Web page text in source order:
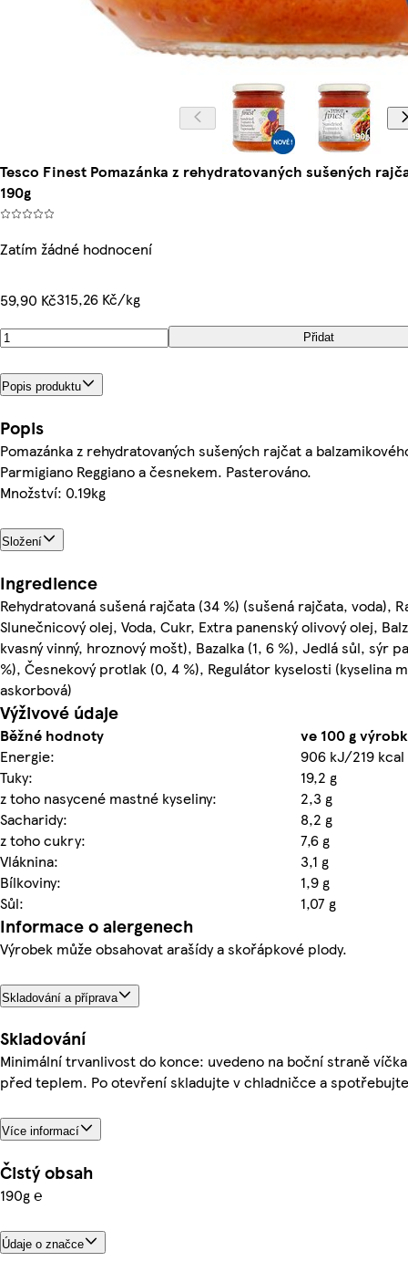
Tesco Finest Pomazánka z rehydratovaných sušených
190g
Zatím žádné hodnocení
59,90 Kč315,26 Kč/kg
Přidat
Popis produktu
Popis
Pomazánka z rehydratovaných sušených rajčat a
Parmigiano Reggiano a česnekem. Pasterováno.
Množství: 0.19kg
Složení
Ingredience
Rehydratovaná sušená rajčata (34 %) (sušená rajčata, voda),
Slunečnicový olej, Voda, Cukr, Extra panenský olivový olej,
kvasný vinný, hroznový mošt), Bazalka (1, 6 %), Jedlá sůl, sýr
%), Česnekový protlak (0, 4 %), Regulátor kyselosti (kyselina
askorbová)
Výživové údaje
Běžné hodnoty
ve 100 g
Energie:
906 kJ/219 kcal
Tuky:
19,2 g
z toho nasycené mastné kyseliny:
2,3 g
Sacharidy:
8,2 g
z toho cukry:
7,6 g
Vláknina:
3,1 g
Bílkoviny:
1,9 g
Sůl:
1,07 g
Informace o alergenech
Výrobek může obsahovat arašídy a skořápkové plody.
Skladování a příprava
Skladování
Minimální trvanlivost do konce: uvedeno na boční straně
před teplem. Po otevření skladujte v chladničce a
Více informací
Čistý obsah
190g ℮
Údaje o značce